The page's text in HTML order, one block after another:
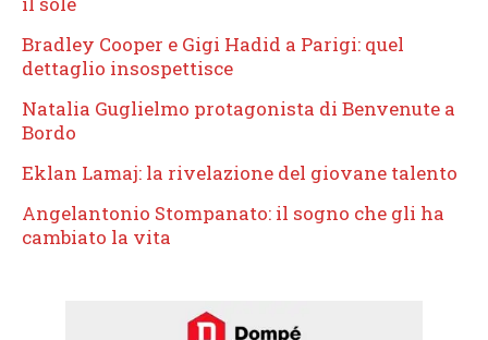
Bradley Cooper e Gigi Hadid a Parigi: quel
dettaglio insospettisce
Natalia Guglielmo protagonista di Benvenute a
Bordo
Eklan Lamaj: la rivelazione del giovane talento
Angelantonio Stompanato: il sogno che gli ha
cambiato la vita